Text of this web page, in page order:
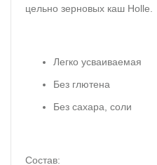
цельно зерновых каш Holle.
Легко усваиваемая
Без глютена
Без сахара, соли
Состав: